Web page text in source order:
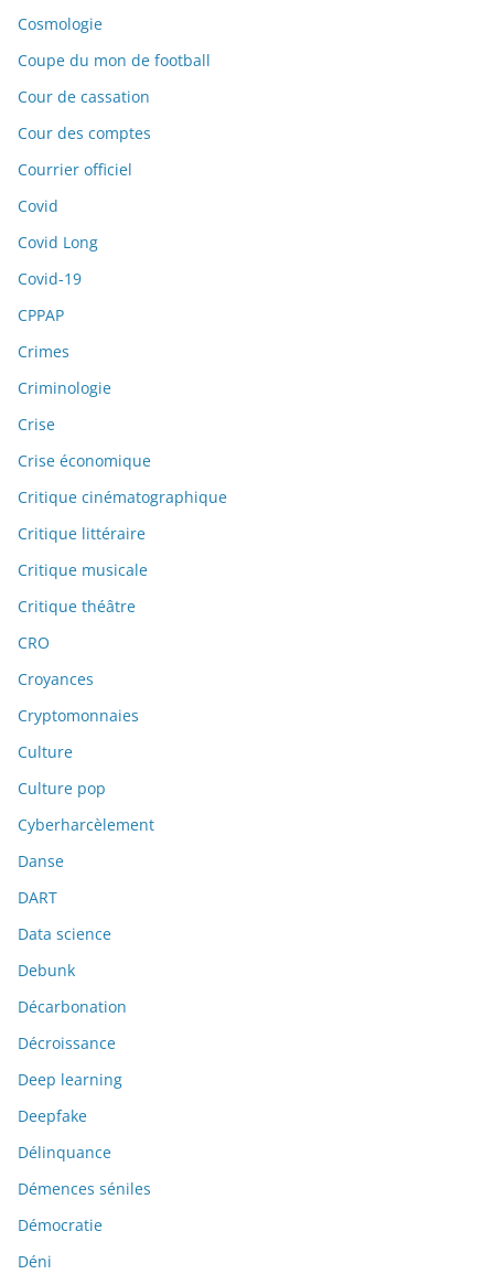
Cosmologie
Coupe du mon de football
Cour de cassation
Cour des comptes
Courrier officiel
Covid
Covid Long
Covid-19
CPPAP
Crimes
Criminologie
Crise
Crise économique
Critique cinématographique
Critique littéraire
Critique musicale
Critique théâtre
CRO
Croyances
Cryptomonnaies
Culture
Culture pop
Cyberharcèlement
Danse
DART
Data science
Debunk
Décarbonation
Décroissance
Deep learning
Deepfake
Délinquance
Démences séniles
Démocratie
Déni